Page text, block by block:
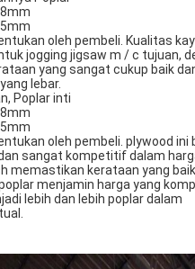
oleh pembeli. Kualitas
jogging jigsaw m / c tujuan,
yang sangat cukup baik
lebar.
Poplar inti
oleh pembeli. plywood ini
sangat kompetitif dalam
memastikan kerataan yang
menjamin harga yang
lebih dan lebih poplar dalam